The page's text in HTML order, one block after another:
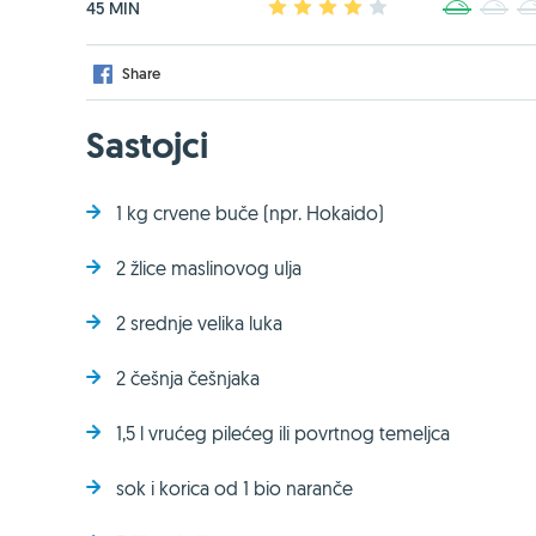
45 MIN 2 3 4
Share
Sastojci
1 kg crvene buče (npr. Hokaido)
2 žlice maslinovog ulja
2 srednje velika luka
2 češnja češnjaka
1,5 l vrućeg pilećeg ili povrtnog temeljca
sok i korica od 1 bio naranče